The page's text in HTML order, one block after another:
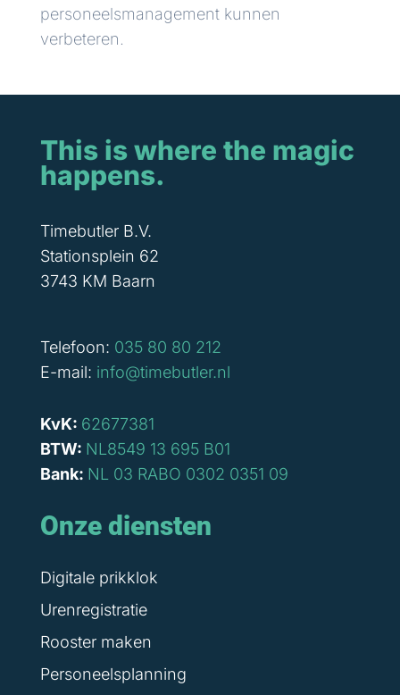
personeelsmanagement kunnen
verbeteren.
This is where the magic
happens.
Timebutler B.V.
Stationsplein 62
3743 KM Baarn
Telefoon: 035 80 80 212
E-mail: info@timebutler.nl
KvK: 62677381
BTW: NL8549 13 695 B01
Bank: NL 03 RABO 0302 0351 09
Onze diensten
Digitale prikklok
Urenregistratie
Rooster maken
Personeelsplanning